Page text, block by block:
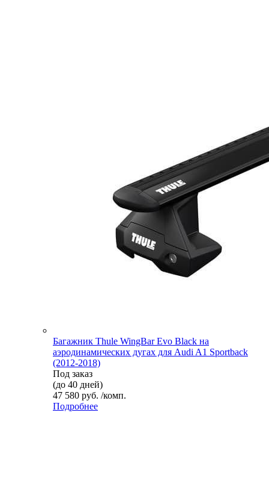
Багажник Thule WingBar Evo Black на
аэродинамических дугах для Audi A1 Sportback
(2012-2018)
Под заказ
(до 40 дней)
47 580 руб. /комп.
Подробнее